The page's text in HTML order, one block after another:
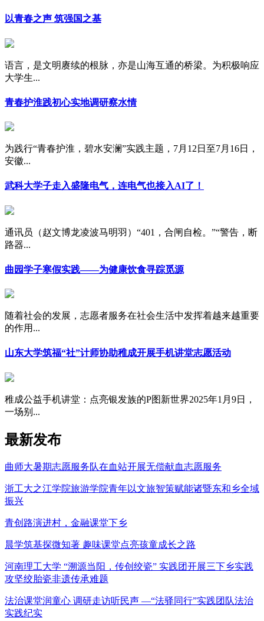
以青春之声 筑强国之基
语言，是文明赓续的根脉，亦是山海互通的桥梁。为积极响应
大学生...
青春护淮践初心实地调研察水情
为践行“青春护淮，碧水安澜”实践主题，7月12日至7月16日，
安徽...
武科大学子走入盛隆电气，连电气也接入AI了！
通讯员（赵文博龙凌波马明羽）“401，合闸自检。”“警告，断
路器...
曲园学子寒假实践——为健康饮食寻踪觅源
随着社会的发展，志愿者服务在社会生活中发挥着越来越重要
的作用...
山东大学筑福“社”计师协助稚成开展手机讲堂志愿活动
稚成公益手机讲堂：点亮银发族的P图新世界2025年1月9日，
一场别...
最新发布
曲师大暑期志愿服务队在血站开展无偿献血志愿服务
浙工大之江学院旅游学院青年以文旅智策赋能诸暨东和乡全域
振兴
青创路演进村，金融课堂下乡
晨学筑基探微知著 趣味课堂点亮孩童成长之路
河南理工大学 “溯源当阳，传创绞瓷” 实践团开展三下乡实践
攻坚绞胎瓷非遗传承难题
法治课堂润童心 调研走访听民声 —“法驿同行”实践团队法治
实践纪实